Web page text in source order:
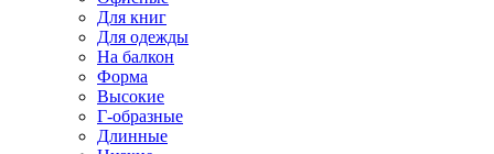
Для книг
Для одежды
На балкон
Форма
Высокие
Г-образные
Длинные